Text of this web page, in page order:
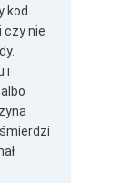
kod
czy nie
i